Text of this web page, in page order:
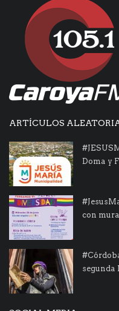
ARTÍCULOS
Doma y
con
segunda